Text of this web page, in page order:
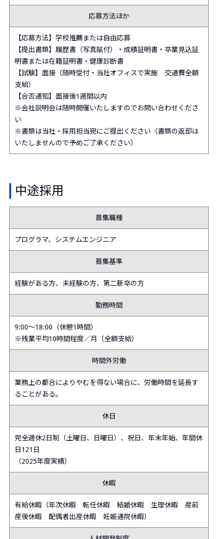
応募方法ほか
【応募方法】学校推薦または自由応募
【提出書類】履歴書（写真貼付）・成績証明書・卒業見込証
明書または在籍証明書・健康診断書
【試験】面接（随時受付・当社オフィスで実施 交通費全額
支給）
【合否通知】面接後1週間以内
※会社説明会は随時開催いたしますのでお問い合わせくださ
い
※書類は当社・採用担当宛にご提出ください（書類の返却は
いたしませんので予めご了承ください）
中途採用
募集職種
プログラマ、システムエンジニア
募集基準
経験がある方、未経験の方、第二新卒の方
勤務時間
9:00～18:00（休憩1時間）
※残業平均10時間程度／月（全額支給）
時間外労働
業務上の都合によりやむを得ない場合に、労働時間を延長す
ることがある。
休日
完全週休2日制（土曜日、日曜日）、祝日、年末年始、年間休
日121日
（2025年度実績）
休暇
有給休暇（年次休暇 転任休暇 結婚休暇 生理休暇 産前
産後休暇 配偶者出産休暇 妊娠通院休暇）